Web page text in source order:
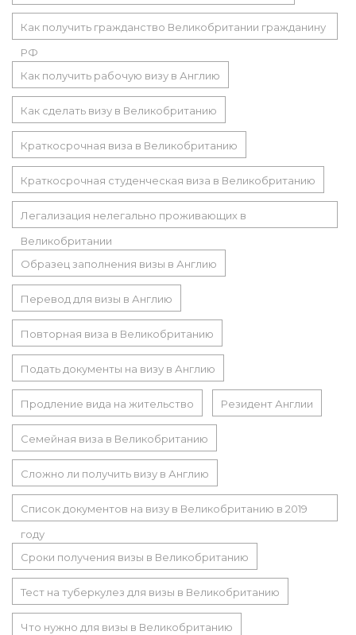
Как получить гражданство Великобритании гражданину
РФ
Как получить рабочую визу в Англию
Как сделать визу в Великобританию
Краткосрочная виза в Великобританию
Краткосрочная студенческая виза в Великобританию
Легализация нелегально проживающих в
Великобритании
Образец заполнения визы в Англию
Перевод для визы в Англию
Повторная виза в Великобританию
Подать документы на визу в Англию
Продление вида на жительство Резидент Англии
Семейная виза в Великобританию
Сложно ли получить визу в Англию
Список документов на визу в Великобританию в 2019
году
Сроки получения визы в Великобританию
Тест на туберкулез для визы в Великобританию
Что нужно для визы в Великобританию